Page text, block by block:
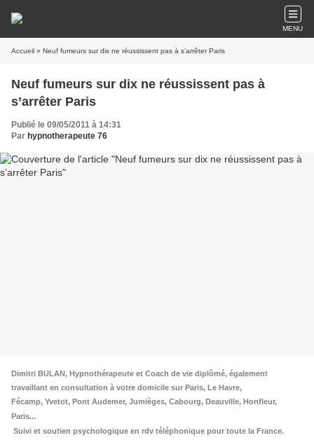
MENU
Accueil » Neuf fumeurs sur dix ne réussissent pas à s’arrêter Paris
Neuf fumeurs sur dix ne réussissent pas à
s’arrêter Paris
Publié le 09/05/2011 à 14:31
Par hypnotherapeute 76
Dimitri BULAN, Hypnothérapeute et Coach de vie diplômé, également
travaillant en consultation à votre domicile sur Paris, Le Havre,
Fécamp, Yvetot, Pont Audemer, Jumièges, Cabourg, Deauville, Honfleur,
Paris...
Suivi et soutien psychologique en rdv téléphonique pour toute la France.